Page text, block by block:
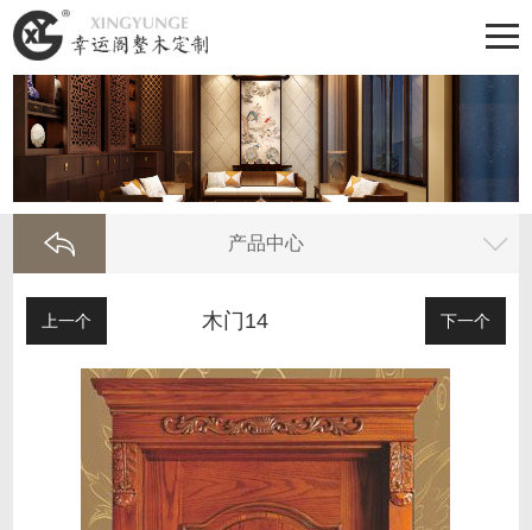
产品中心
木门14
上一个 下一个